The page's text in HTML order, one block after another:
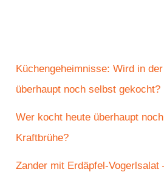
Küchengeheimnisse: Wird in
überhaupt noch selbst gekocht?
Wer kocht heute überhaupt
Kraftbrühe?
Zander mit Erdäpfel-Vogerlsalat